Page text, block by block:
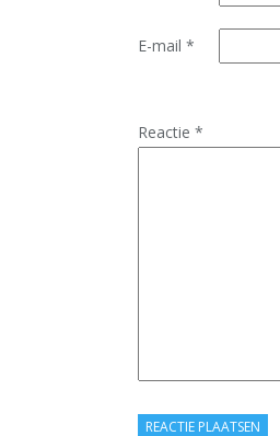
E-mail *
Reactie *